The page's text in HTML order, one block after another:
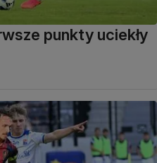
punkty uciekły